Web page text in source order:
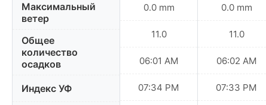
Максимальный
ветер
Общее
количество
осадков
Индекс УФ
0.0 mm
11.0
06:01 AM
07:34 PM
0.0 mm
11.0
06:02 AM
07:33 PM